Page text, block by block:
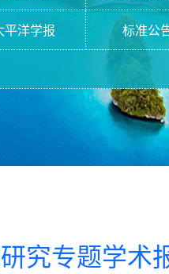
平洋学报 标准公
究专题学术